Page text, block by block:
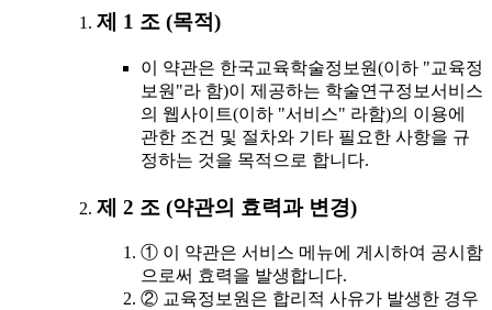
제 1 조 (목적)
이 약관은 한국교육학술정보원(이하 "교육정
보원"라 함)이 제공하는 학술연구정보서비스
의 웹사이트(이하 "서비스" 라함)의 이용에
관한 조건 및 절차와 기타 필요한 사항을 규
정하는 것을 목적으로 합니다.
제 2 조 (약관의 효력과 변경)
① 이 약관은 서비스 메뉴에 게시하여 공시함
으로써 효력을 발생합니다.
② 교육정보원은 합리적 사유가 발생한 경우